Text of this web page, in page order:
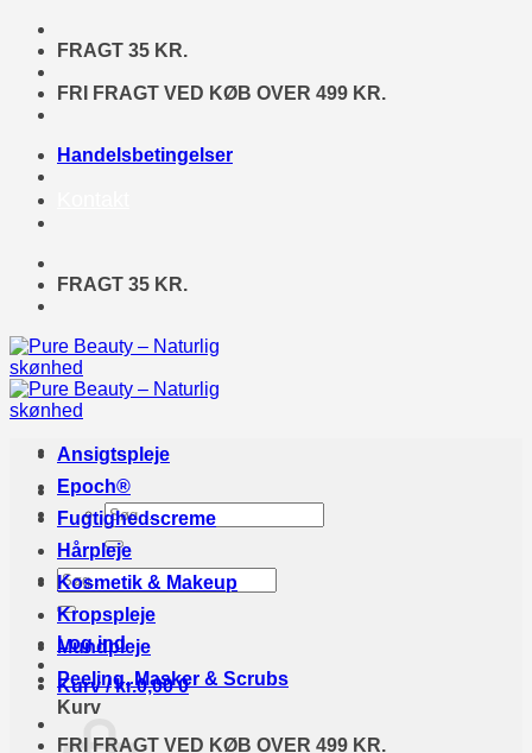
Fortsæt
indhold
FRAGT 35 KR.
FRI FRAGT VED KØB OVER 499 KR.
Handelsbetingelser
FRAGT 35 KR.
Søg
efter:
Søg
efter:
Log ind
Kurv /kr.0,00 0
Kurv
Ansigtspleje
Epoch®
Fugtighedscreme
Hårpleje
Kosmetik & Makeup
Kropspleje
Mundpleje
Peeling, Masker & Scrubs
FRI FRAGT VED KØB OVER 499 KR.